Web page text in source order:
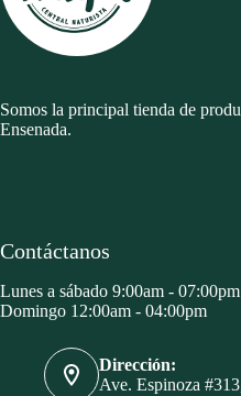
Somos la principal tienda de
Ensenada.
Contáctanos
Lunes a sábado 9:00am - 07:00pm
Domingo 12:00am - 04:00pm
Dirección:
Ave. Espinoza